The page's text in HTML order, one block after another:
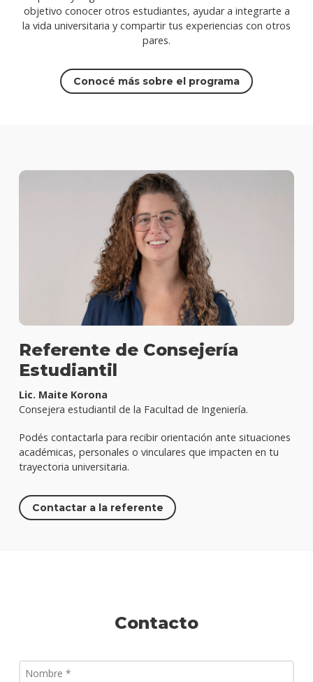
objetivo conocer otros estudiantes, ayudar a integrarte a
la vida universitaria y compartir tus experiencias con otros
pares.
Conocé más sobre el programa
Referente de Consejería
Estudiantil
Lic. Maite Korona
Consejera estudiantil de la Facultad de Ingeniería.
Podés contactarla para recibir orientación ante situaciones
académicas, personales o vinculares que impacten en tu
trayectoria universitaria.
Contactar a la referente
Contacto